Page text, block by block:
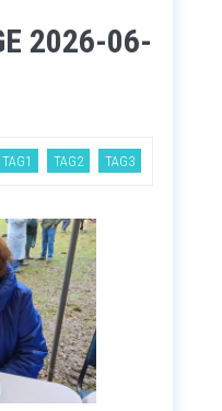
2026-06-
TAG1 TAG2 TAG3